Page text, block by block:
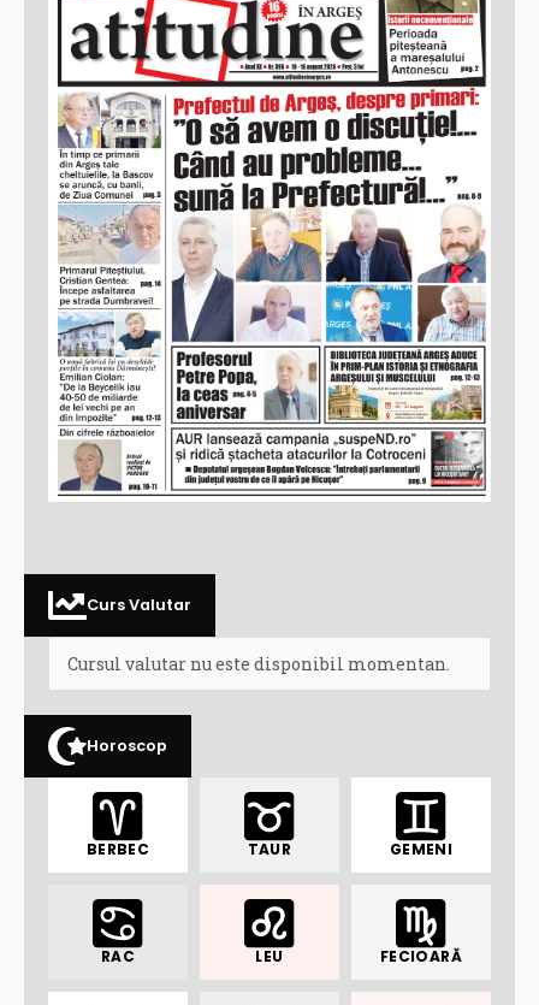
Curs Valutar
Cursul valutar nu este disponibil momentan.
Horoscop
BERBEC TAUR GEMENI
RAC LEU FECIOARĂ